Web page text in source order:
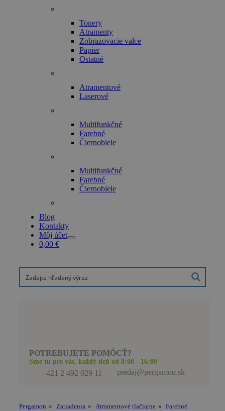
Tonery
Atramenty
Zobrazovacie valce
Papier
Ostatné
Atramentové
Laserové
Multifunkčné
Farebné
Čiernobiele
Multifunkčné
Farebné
Čiernobiele
Blog
Kontakty
Môj účet
0,00 €
POTREBUJETE POMÔCŤ?
Sme tu pre vás, každý deň od 8:00 - 16:00
+421 2 492 029 11 predaj@pergamon.sk
Pergamon » Zariadenia » Atramentové tlačiarne » Farebné